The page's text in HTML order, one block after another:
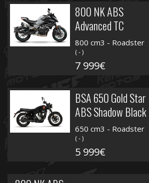
800 NK ABS
Advanced TC
800 cm3 - Roadster
( - )
7 999€
BSA 650 Gold Star
ABS Shadow Black
650 cm3 - Roadster
( - )
5 999€